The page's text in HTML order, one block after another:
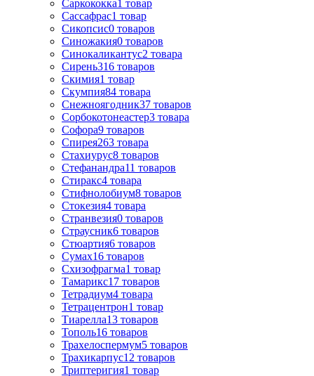
Саркококка1 товар
Сассафрас1 товар
Сикопсис0 товаров
Синожакия0 товаров
Синокаликантус2 товара
Сирень316 товаров
Скимия1 товар
Скумпия84 товара
Снежноягодник37 товаров
Сорбокотонеастер3 товара
Софора9 товаров
Спирея263 товара
Стахиурус8 товаров
Стефанандра11 товаров
Стиракс4 товара
Стифнолобиум8 товаров
Стокезия4 товара
Странвезия0 товаров
Страусник6 товаров
Стюартия6 товаров
Сумах16 товаров
Схизофрагма1 товар
Тамарикс17 товаров
Тетрадиум4 товара
Тетрацентрон1 товар
Тиарелла13 товаров
Тополь16 товаров
Трахелоспермум5 товаров
Трахикарпус12 товаров
Триптеригия1 товар